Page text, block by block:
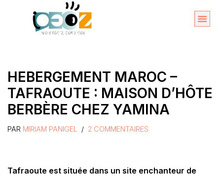
HEBERGEMENT MAROC –
TAFRAOUTE : MAISON D’HÔTE
BERBÈRE CHEZ YAMINA
PAR MIRIAM PANIGEL 2 COMMENTAIRES
Tafraoute est située dans un site enchanteur de